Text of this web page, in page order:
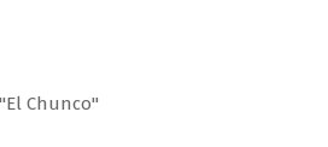
Chunco"